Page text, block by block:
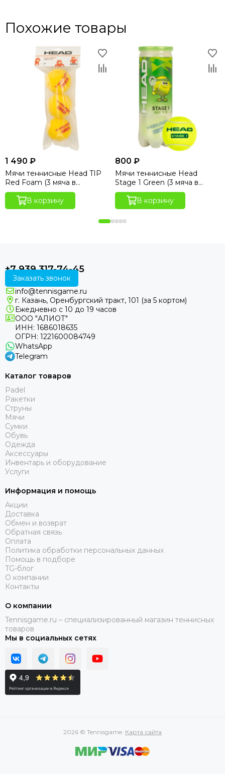
Похожие товары
1 490 ₽
Мячи теннисные Head TIP
Red Foam (3 мяча в
упаковке)
В корзину
800 ₽
Мячи теннисные Head
Stage 1 Green (3 мяча в
банке)
В корзину
+7 939 317-74-45
Заказать звонок
info@tennisgame.ru
г. Казань, Оренбургский тракт, 101 (за 5 кортом)
Ежедневно с 10 до 19 часов
ООО "АЛИОТ"
ИНН: 1686018635
ОГРН: 1221600084749
WhatsApp
Telegram
Каталог товаров
Padel
Ракетки
Струны
Мячи
Сумки
Обувь
Одежда
Аксессуары
Инвентарь и оборудование
Услуги
Информация и помощь
Акции
Доставка
Обмен и возврат
Обратная связь
Оплата
Политика обработки персональных данных
Помощь в подборе
TG-блог
О компании
Контакты
О компании
Tennisgame.ru – специализированный магазин теннисных
товаров
Мы в социальных сетях
2026 © Tennisgame. Карта сайта